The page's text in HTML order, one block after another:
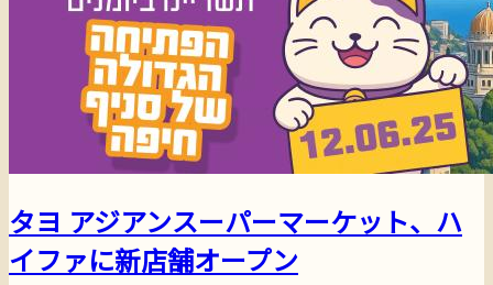
タヨ アジアンスーパーマーケット、ハ
イファに新店舗オープン